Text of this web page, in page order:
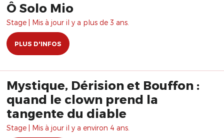
Ô Solo Mio
Stage | Mis à jour il y a plus de 3 ans.
PLUS D'INFOS
Mystique, Dérision et Bouffon :
quand le clown prend la
tangente du diable
Stage | Mis à jour il y a environ 4 ans.